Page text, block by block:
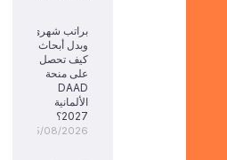
براتب شهري
وبدل أبحاث:
كيف تحصل
على منحة
DAAD
الألمانية
2027؟
05/08/2026